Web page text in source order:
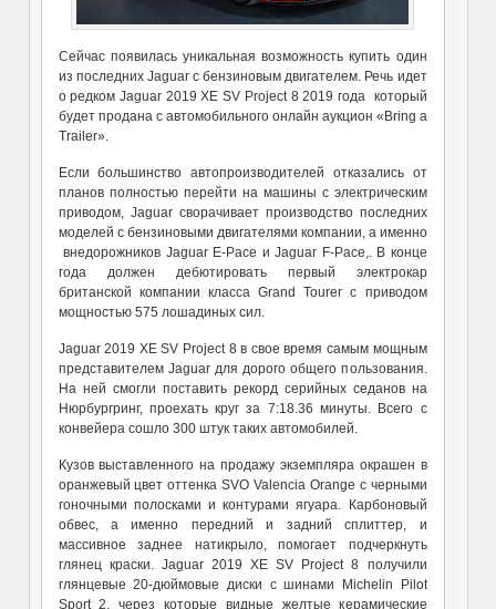
Сейчас появилась уникальная возможность купить один
из последних Jaguar с бензиновым двигателем. Речь идет
о редком Jaguar 2019 XE SV Project 8 2019 года который
будет продана с автомобильного онлайн аукцион «Bring a
Trailer».
Если большинство автопроизводителей отказались от
планов полностью перейти на машины с электрическим
приводом, Jaguar сворачивает производство последних
моделей с бензиновыми двигателями компании, а именно
внедорожников Jaguar E-Pace и Jaguar F-Pace,. В конце
года должен дебютировать первый электрокар
британской компании класса Grand Tourer с приводом
мощностью 575 лошадиных сил.
Jaguar 2019 XE SV Project 8 в свое время самым мощным
представителем Jaguar для дорого общего пользования.
На ней смогли поставить рекорд серийных седанов на
Нюрбургринг, проехать круг за 7:18.36 минуты. Всего с
конвейера сошло 300 штук таких автомобилей.
Кузов выставленного на продажу экземпляра окрашен в
оранжевый цвет оттенка SVO Valencia Orange с черными
гоночными полосками и контурами ягуара. Карбоновый
обвес, а именно передний и задний сплиттер, и
массивное заднее натикрыло, помогает подчеркнуть
глянец краски. Jaguar 2019 XE SV Project 8 получили
глянцевые 20-дюймовые диски с шинами Michelin Pilot
Sport 2, через которые видные желтые керамические